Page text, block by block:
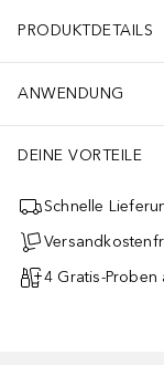
PRODUKTDETAILS
ANWENDUNG
DEINE VORTEILE
Schnelle
4 Gratis-Proben